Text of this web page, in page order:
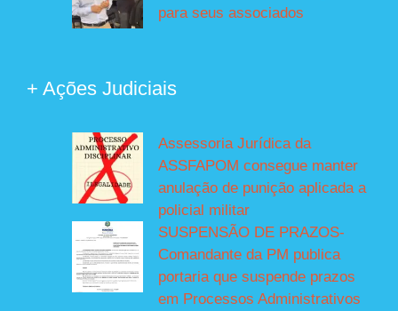
para seus associados
+ Ações Judiciais
Assessoria Jurídica da
ASSFAPOM consegue manter
anulação de punição aplicada a
policial militar
SUSPENSÃO DE PRAZOS-
Comandante da PM publica
portaria que suspende prazos
em Processos Administrativos